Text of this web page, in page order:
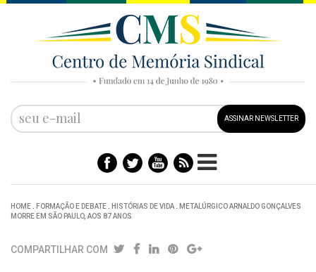
ASSINAR NEWSLETTER
HOME FORMAÇÃO E DEBATE HISTÓRIAS DE VIDA
METALÚRGICO ARNALDO GONÇALVES
MORRE EM SÃO PAULO, AOS 87 ANOS
COMPARTILHAR COM